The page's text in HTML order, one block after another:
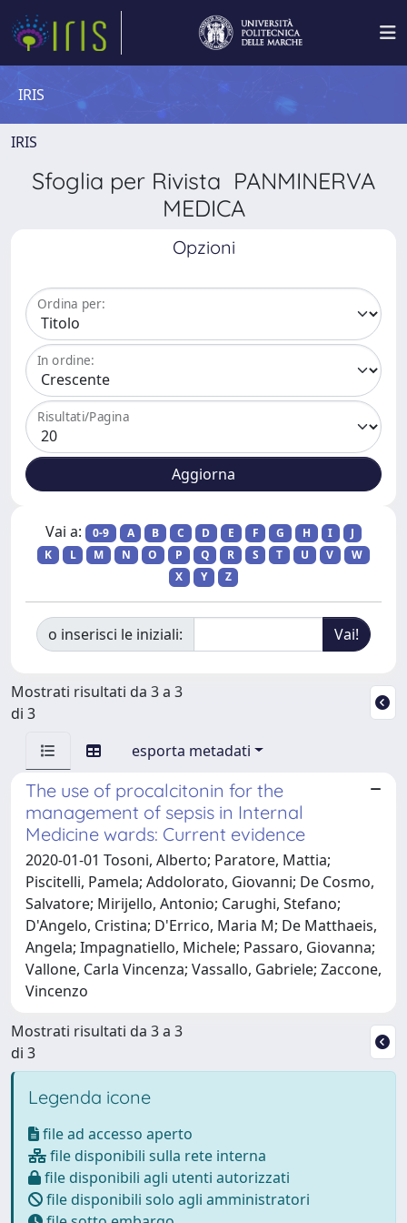
IRIS
IRIS
Sfoglia per Rivista PANMINERVA
MEDICA
Opzioni
Ordina per:
In ordine:
Risultati/Pagina
Vai a: 0-9 A B C D E F G H I
J
K
L M N O P Q R S T U V
W
X
Y Z
o inserisci le iniziali:
Mostrati risultati da 3 a 3
di 3
esporta metadati
The use of procalcitonin for the
management of sepsis in Internal
Medicine wards: Current evidence
2020-01-01 Tosoni, Alberto; Paratore, Mattia;
Piscitelli, Pamela; Addolorato, Giovanni; De Cosmo,
Salvatore; Mirijello, Antonio; Carughi, Stefano;
D'Angelo, Cristina; D'Errico, Maria M; De Matthaeis,
Angela; Impagnatiello, Michele; Passaro, Giovanna;
Vallone, Carla Vincenza; Vassallo, Gabriele; Zaccone,
Vincenzo
Mostrati risultati da 3 a 3
di 3
Legenda icone
file ad accesso aperto
file disponibili sulla rete interna
file disponibili agli utenti autorizzati
file disponibili solo agli amministratori